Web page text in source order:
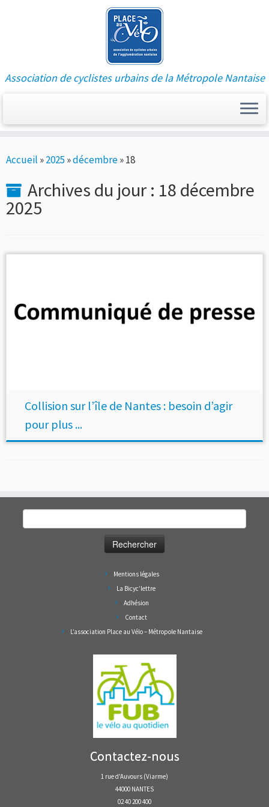
au
Association de cyclistes urbains de la Métropole Nantaise
Accueil »2025 »décembre»18
Archives du jour : 18 décembre
2025
Collision sur l’île de Nantes : besoin d’agir
pour plus ...
Mentions légales
La Bicyc’lettre
Adhésion
Contact
L’association Place au Vélo – Métropole Nantaise
Contactez-nous
1 rue d'Auvours (Viarme)
44000 NANTES
02 40 200 400